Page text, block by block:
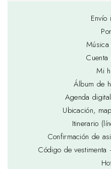
Envío
Cuenta
Mi
Álbum de
Agenda
Ubicación,
Itinerario
Confirmación de
Código de